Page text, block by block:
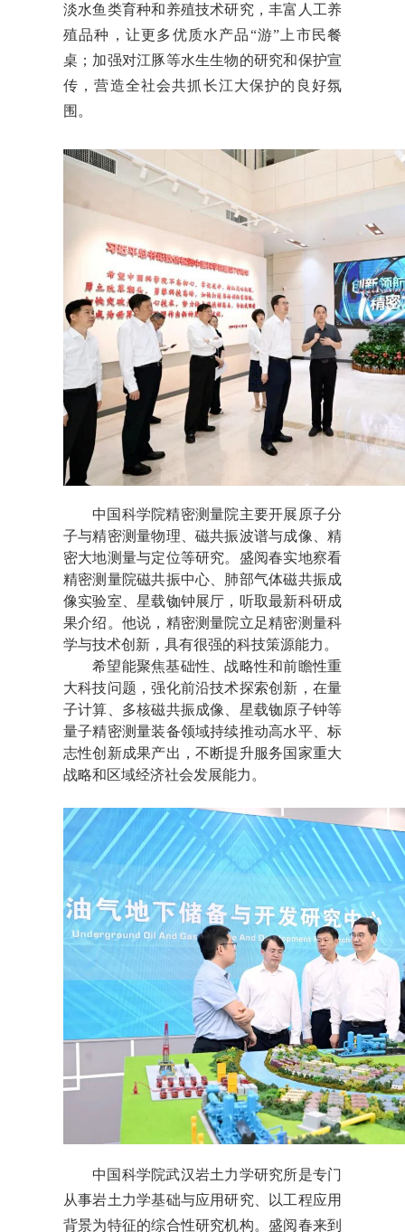
淡水鱼类育种和养殖技术研究，丰富人工养
殖品种，让更多优质水产品“游”上市民餐
桌；加强对江豚等水生生物的研究和保护宣
传，营造全社会共抓长江大保护的良好氛
围。
中国科学院精密测量院主要开展原子分
子与精密测量物理、磁共振波谱与成像、精
密大地测量与定位等研究。盛阅春实地察看
精密测量院磁共振中心、肺部气体磁共振成
像实验室、星载铷钟展厅，听取最新科研成
果介绍。他说，精密测量院立足精密测量科
学与技术创新，具有很强的科技策源能力。
希望能聚焦基础性、战略性和前瞻性重
大科技问题，强化前沿技术探索创新，在量
子计算、多核磁共振成像、星载铷原子钟等
量子精密测量装备领域持续推动高水平、标
志性创新成果产出，不断提升服务国家重大
战略和区域经济社会发展能力。
中国科学院武汉岩土力学研究所是专门
从事岩土力学基础与应用研究、以工程应用
背景为特征的综合性研究机构。盛阅春来到